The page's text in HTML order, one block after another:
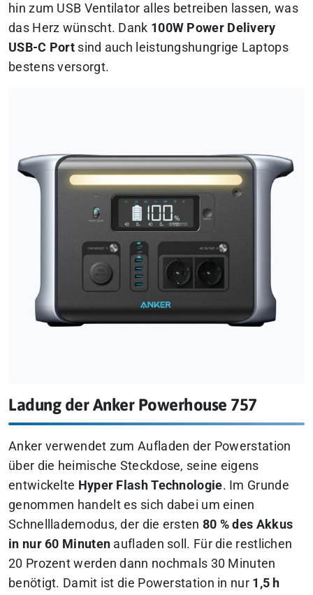
hin zum USB Ventilator alles betreiben lassen, was
das Herz wünscht. Dank 100W Power Delivery
USB-C Port sind auch leistungshungrige Laptops
bestens versorgt.
Ladung der Anker Powerhouse 757
Anker verwendet zum Aufladen der Powerstation
über die heimische Steckdose, seine eigens
entwickelte Hyper Flash Technologie. Im Grunde
genommen handelt es sich dabei um einen
Schnelllademodus, der die ersten 80 % des Akkus
in nur 60 Minuten aufladen soll. Für die restlichen
20 Prozent werden dann nochmals 30 Minuten
benötigt. Damit ist die Powerstation in nur 1,5 h